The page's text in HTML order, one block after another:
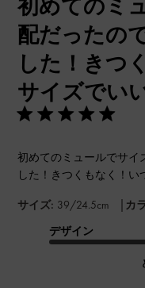
初めてのミ
配だったの
した！きつ
サイズでい
初めてのミュールでサイ
した！きつくもなく！い
サイズ: 39/24.5cm | カ
デザイン